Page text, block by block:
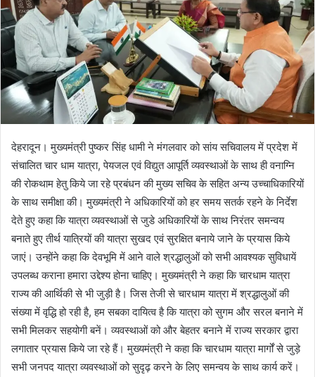
m
a
i
l
देहरादून। मुख्यमंत्री पुष्कर सिंह धामी ने मंगलवार को सांय सचिवालय में प्रदेश में
संचालित चार धाम यात्रा, पेयजल एवं विद्युत आपूर्ति व्यवस्थाओं के साथ ही वनाग्नि
की रोकथाम हेतु किये जा रहे प्रबंधन की मुख्य सचिव के सहित अन्य उच्चाधिकारियों
के साथ समीक्षा की। मुख्यमंत्री ने अधिकारियों को हर समय सतर्क रहने के निर्देश
देते हुए कहा कि यात्रा व्यवस्थाओं से जुडे अधिकारियों के साथ निरंतर समन्वय
बनाते हुए तीर्थ यात्रियों की यात्रा सुखद एवं सुरक्षित बनाये जाने के प्रयास किये
जाएं। उन्होंने कहा कि देवभूमि में आने वाले श्रद्धालुओं को सभी आवश्यक सुविधायें
उपलब्ध कराना हमारा उद्देश्य होना चाहिए। मुख्यमंत्री ने कहा कि चारधाम यात्रा
राज्य की आर्थिकी से भी जुड़ी है। जिस तेजी से चारधाम यात्रा में श्रद्धालुओं की
संख्या में वृद्धि हो रही है, हम सबका दायित्व है कि यात्रा को सुगम और सरल बनाने में
सभी मिलकर सहयोगी बनें। व्यवस्थाओं को और बेहतर बनाने में राज्य सरकार द्वारा
लगातार प्रयास किये जा रहे हैं। मुख्यमंत्री ने कहा कि चारधाम यात्रा मार्गों से जुड़े
सभी जनपद यात्रा व्यवस्थाओं को सुदृढ़ करने के लिए समन्वय के साथ कार्य करें।